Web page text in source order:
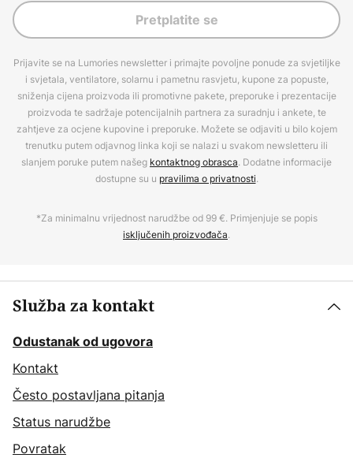
Pretplatite se
Prijavite se na Lumories newsletter i primajte povoljne ponude za svjetiljke
i svjetala, ventilatore, solarnu i pametnu rasvjetu, kupone za popuste,
sniženja cijena proizvoda ili promotivne pakete, preporuke i prezentacije
proizvoda te sadržaje potencijalnih partnera za suradnju i ankete, te
zahtjeve za ocjene kupovine i preporuke. Možete se odjaviti u bilo kojem
trenutku putem odjavnog linka koji se nalazi u svakom newsletteru ili
slanjem poruke putem našeg kontaktnog obrasca. Dodatne informacije
dostupne su u pravilima o privatnosti.
*Za minimalnu vrijednost narudžbe od 99 €. Primjenjuje se popis
isključenih proizvođača.
Služba za kontakt
Odustanak od ugovora
Kontakt
Često postavljana pitanja
Status narudžbe
Povratak